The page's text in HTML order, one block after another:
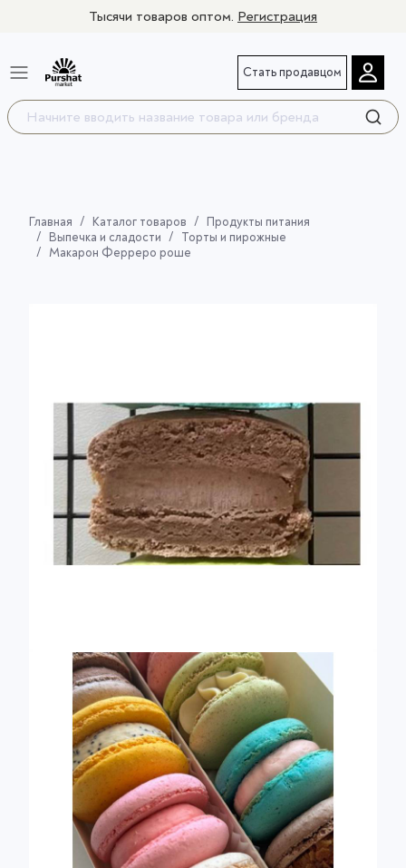
Тысячи товаров оптом. Регистрация
Стать продавцом
Главная Каталог товаров
Продукты питания
Выпечка и сладости
Торты и пирожные
Макарон Ферреро роше